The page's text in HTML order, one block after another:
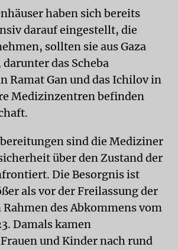
haben sich bereits
darauf eingestellt, die
sollten sie aus Gaza
das Scheba
Ramat Gan und das Ichilov in
Medizinzentren befinden
sind die Mediziner
über den Zustand der
Die Besorgnis ist
als vor der Freilassung der
Rahmen des Abkommens vom
Damals kamen
und Kinder nach rund